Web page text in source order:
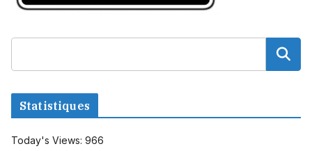
Statistiques
Today's Views: 966